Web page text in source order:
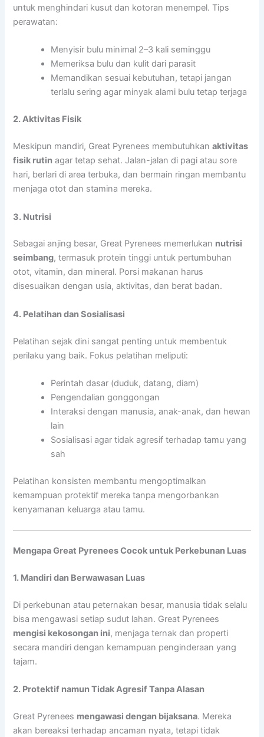
untuk menghindari kusut dan kotoran menempel. Tips
perawatan:
Menyisir bulu minimal 2–3 kali seminggu
Memeriksa bulu dan kulit dari parasit
Memandikan sesuai kebutuhan, tetapi jangan
terlalu sering agar minyak alami bulu tetap terjaga
2. Aktivitas Fisik
Meskipun mandiri, Great Pyrenees membutuhkanaktivitas
fisik rutin agar tetap sehat. Jalan-jalan di pagi atau sore
hari, berlari di area terbuka, dan bermain ringan membantu
menjaga otot dan stamina mereka.
3. Nutrisi
Sebagai anjing besar, Great Pyrenees memerlukan nutrisi
seimbang, termasuk protein tinggi untuk pertumbuhan
otot, vitamin, dan mineral. Porsi makanan harus
disesuaikan dengan usia, aktivitas, dan berat badan.
4. Pelatihan dan Sosialisasi
Pelatihan sejak dini sangat penting untuk membentuk
perilaku yang baik. Fokus pelatihan meliputi:
Perintah dasar (duduk, datang, diam)
Pengendalian gonggongan
Interaksi dengan manusia, anak-anak, dan hewan
lain
Sosialisasi agar tidak agresif terhadap tamu yang
sah
Pelatihan konsisten membantu mengoptimalkan
kemampuan protektif mereka tanpa mengorbankan
kenyamanan keluarga atau tamu.
Mengapa Great Pyrenees Cocok untuk Perkebunan Luas
1. Mandiri dan Berwawasan Luas
Di perkebunan atau peternakan besar, manusia tidak selalu
bisa mengawasi setiap sudut lahan. Great Pyrenees
mengisi kekosongan ini, menjaga ternak dan properti
secara mandiri dengan kemampuan penginderaan yang
tajam.
2. Protektif namun Tidak Agresif Tanpa Alasan
Great Pyrenees mengawasi dengan bijaksana. Mereka
akan bereaksi terhadap ancaman nyata, tetapi tidak